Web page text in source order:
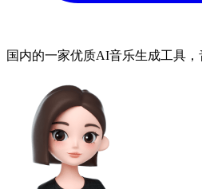
国内的一家优质AI音乐生成工具